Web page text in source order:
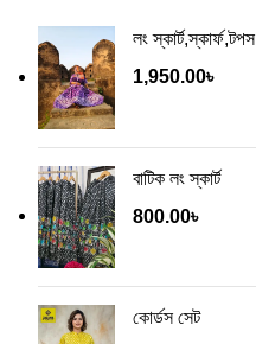
লং স্কার্ট,স্কার্ফ,টপস
1,950.00৳
বাটিক লং স্কার্ট
800.00৳
কোর্ডস সেট